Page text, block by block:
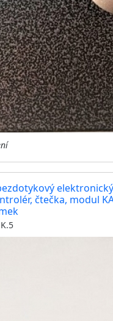
čtečka, modul